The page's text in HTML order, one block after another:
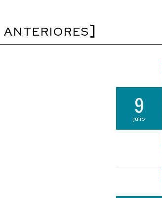
ANTERIORES
9
julio